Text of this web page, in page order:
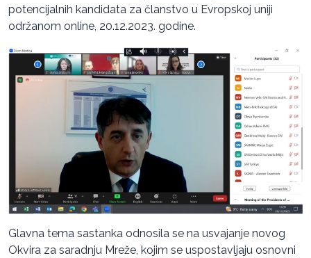
potencijalnih kandidata za članstvo u Evropskoj uniji
održanom online, 20.12.2023. godine.
Glavna tema sastanka odnosila se na usvajanje novog
Okvira za saradnju Mreže, kojim se uspostavljaju osnovni